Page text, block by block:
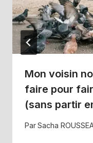
Mon voisin
faire pour
(sans partir
ParSacha